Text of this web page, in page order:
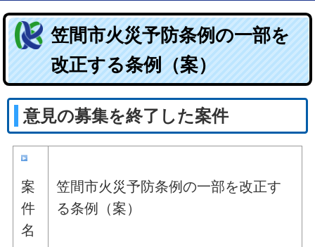
笠間市火災予防条例の一部を
改正する条例（案）
意見の募集を終了した案件
案
件
名
笠間市火災予防条例の一部を改正す
る条例（案）